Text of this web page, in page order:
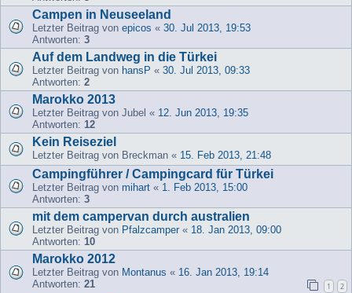
Campen in Neuseeland
Letzter Beitrag von epicos « 30. Jul 2013, 19:53
Antworten: 3
Auf dem Landweg in die Türkei
Letzter Beitrag von hansP « 30. Jul 2013, 09:33
Antworten: 2
Marokko 2013
Letzter Beitrag von Jubel « 12. Jun 2013, 19:35
Antworten: 12
Kein Reiseziel
Letzter Beitrag von Breckman « 15. Feb 2013, 21:48
Campingführer / Campingcard für Türkei
Letzter Beitrag von mihart « 1. Feb 2013, 15:00
Antworten: 3
mit dem campervan durch australien
Letzter Beitrag von Pfalzcamper « 18. Jan 2013, 09:00
Antworten: 10
Marokko 2012
Letzter Beitrag von Montanus « 16. Jan 2013, 19:14
Antworten: 21 1 2